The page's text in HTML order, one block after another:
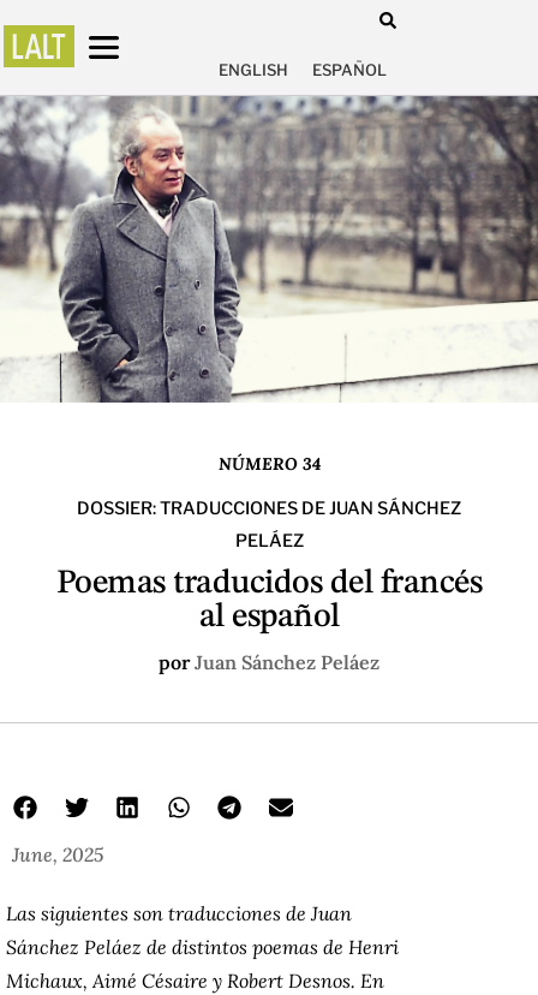
ENGLISH ESPAÑOL
NÚMERO 34
DOSSIER: TRADUCCIONES DE JUAN SÁNCHEZ
PELÁEZ
Poemas traducidos del francés
al español
porJuan Sánchez Peláez
June, 2025
Las siguientes son traducciones de Juan
Sánchez Peláez de distintos poemas de Henri
Michaux, Aimé Césaire y Robert Desnos. En